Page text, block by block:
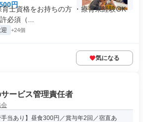
円
士資格をお持ちの方 ・療育未経験OK
必須（...
+24個
気になる
ービス管理責任者
手当あり】昼食300円／賞与年2回／宿直あ